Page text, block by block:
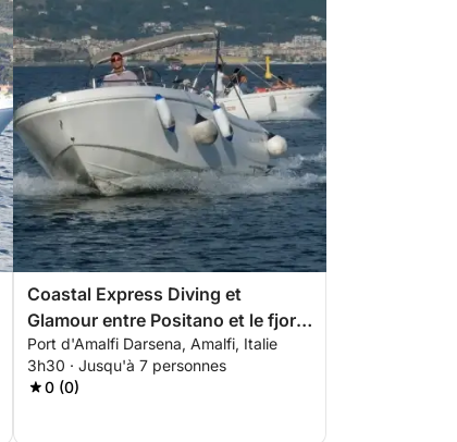
Coastal Express Diving et
Glamour entre Positano et le fjord
Furore
Port d'Amalfi Darsena, Amalfi, Italie
3h30 · Jusqu'à 7 personnes
0 (0)